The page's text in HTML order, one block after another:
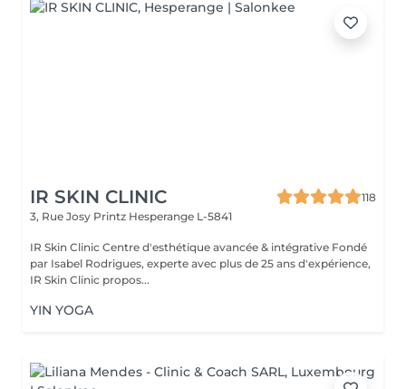
IR SKIN CLINIC
118
3, Rue Josy Printz Hesperange L-5841
IR Skin Clinic Centre d'esthétique avancée & intégrative Fondé
par Isabel Rodrigues, experte avec plus de 25 ans d'expérience,
IR Skin Clinic propos...
YIN YOGA